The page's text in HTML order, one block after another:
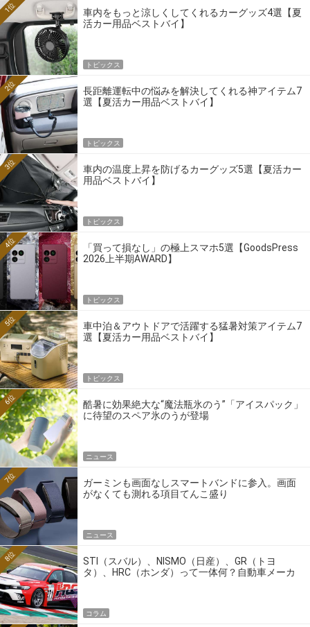
車内をもっと涼しくしてくれるカーグッズ4選【夏
活カー用品ベストバイ】
1位
トピックス
長距離運転中の悩みを解決してくれる神アイテム7
選【夏活カー用品ベストバイ】
2位
トピックス
車内の温度上昇を防げるカーグッズ5選【夏活カー
用品ベストバイ】
3位
トピックス
「買って損なし」の極上スマホ5選【GoodsPress
2026上半期AWARD】
4位
トピックス
車中泊＆アウトドアで活躍する猛暑対策アイテム7
選【夏活カー用品ベストバイ】
5位
トピックス
酷暑に効果絶大な“魔法瓶氷のう”「アイスパック」
に待望のスペア氷のうが登場
6位
ニュース
ガーミンも画面なしスマートバンドに参入。画面
がなくても測れる項目てんこ盛り
7位
ニュース
STI（スバル）、NISMO（日産）、GR（トヨ
タ）、HRC（ホンダ）って一体何？自動車メーカ
8位
コラム